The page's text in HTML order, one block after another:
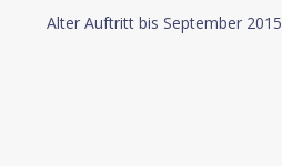
Alter Auftritt bis September 2015